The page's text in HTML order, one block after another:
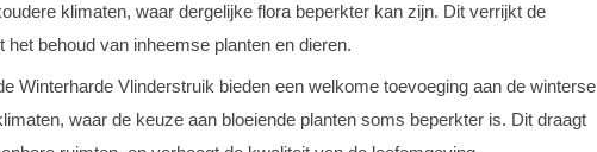
klimaten, waar dergelijke flora beperkter kan zijn. Dit verrijkt de
behoud van inheemse planten en dieren.
Winterharde Vlinderstruik bieden een welkome toevoeging aan de winterse
waar de keuze aan bloeiende planten soms beperkter is. Dit draagt